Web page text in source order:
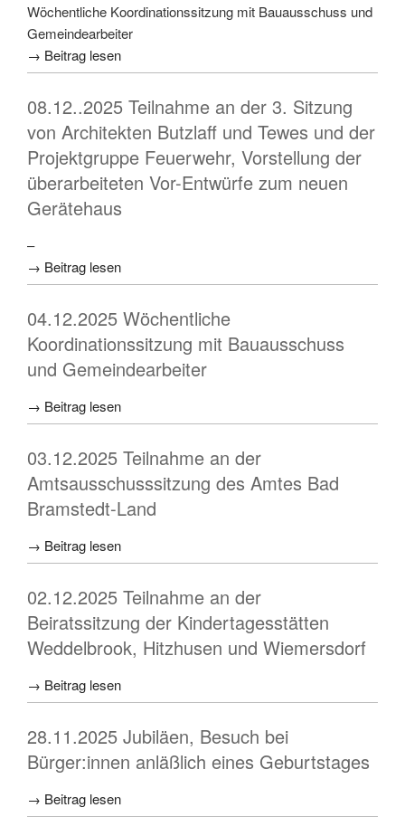
Wöchentliche Koordinationssitzung mit Bauausschuss und
Gemeindearbeiter
→ Beitrag lesen
08.12..2025 Teilnahme an der 3. Sitzung
von Architekten Butzlaff und Tewes und der
Projektgruppe Feuerwehr, Vorstellung der
überarbeiteten Vor-Entwürfe zum neuen
Gerätehaus
–
→ Beitrag lesen
04.12.2025 Wöchentliche
Koordinationssitzung mit Bauausschuss
und Gemeindearbeiter
→ Beitrag lesen
03.12.2025 Teilnahme an der
Amtsausschusssitzung des Amtes Bad
Bramstedt-Land
→ Beitrag lesen
02.12.2025 Teilnahme an der
Beiratssitzung der Kindertagesstätten
Weddelbrook, Hitzhusen und Wiemersdorf
→ Beitrag lesen
28.11.2025 Jubiläen, Besuch bei
Bürger:innen anläßlich eines Geburtstages
→ Beitrag lesen